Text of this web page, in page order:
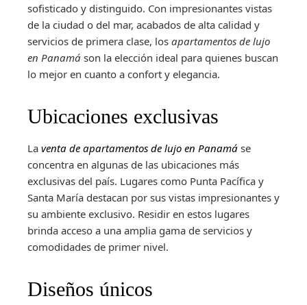
sofisticado y distinguido. Con impresionantes vistas
de la ciudad o del mar, acabados de alta calidad y
servicios de primera clase, los apartamentos de lujo
en Panamá son la elección ideal para quienes buscan
lo mejor en cuanto a confort y elegancia.
Ubicaciones exclusivas
La venta de apartamentos de lujo en Panamá se
concentra en algunas de las ubicaciones más
exclusivas del país. Lugares como Punta Pacífica y
Santa María destacan por sus vistas impresionantes y
su ambiente exclusivo. Residir en estos lugares
brinda acceso a una amplia gama de servicios y
comodidades de primer nivel.
Diseños únicos